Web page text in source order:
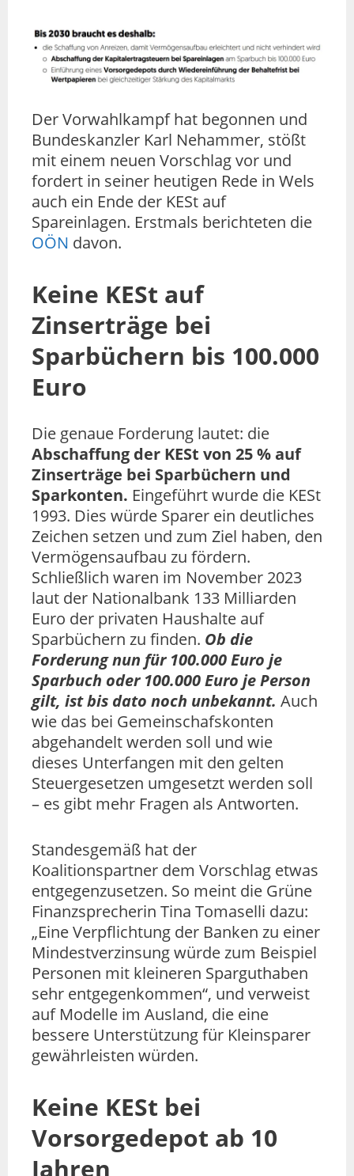
Der Vorwahlkampf hat begonnen und
Bundeskanzler Karl Nehammer, stößt
mit einem neuen Vorschlag vor und
fordert in seiner heutigen Rede in Wels
auch ein Ende der KESt auf
Spareinlagen. Erstmals berichteten die
OÖN davon.
Keine KESt auf
Zinserträge bei
Sparbüchern bis 100.000
Euro
Die genaue Forderung lautet: die
Abschaffung der KESt von 25 % auf
Zinserträge bei Sparbüchern und
Sparkonten. Eingeführt wurde die KESt
1993. Dies würde Sparer ein deutliches
Zeichen setzen und zum Ziel haben, den
Vermögensaufbau zu fördern.
Schließlich waren im November 2023
laut der Nationalbank 133 Milliarden
Euro der privaten Haushalte auf
Sparbüchern zu finden. Ob die
Forderung nun für 100.000 Euro je
Sparbuch oder 100.000 Euro je Person
gilt, ist bis dato noch unbekannt. Auch
wie das bei Gemeinschafskonten
abgehandelt werden soll und wie
dieses Unterfangen mit den gelten
Steuergesetzen umgesetzt werden soll
– es gibt mehr Fragen als Antworten.
Standesgemäß hat der
Koalitionspartner dem Vorschlag etwas
entgegenzusetzen. So meint die Grüne
Finanzsprecherin Tina Tomaselli dazu:
„Eine Verpflichtung der Banken zu einer
Mindestverzinsung würde zum Beispiel
Personen mit kleineren Sparguthaben
sehr entgegenkommen“, und verweist
auf Modelle im Ausland, die eine
bessere Unterstützung für Kleinsparer
gewährleisten würden.
Keine KESt bei
Vorsorgedepot ab 10
Jahren